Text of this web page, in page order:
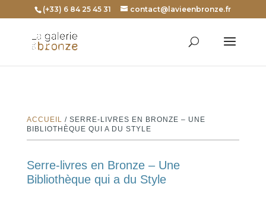
(+33) 6 84 25 45 31 contact@lavieenbronze.fr
ACCUEIL / SERRE-LIVRES EN BRONZE – UNE
BIBLIOTHÈQUE QUI A DU STYLE
Serre-livres en Bronze – Une
Bibliothèque qui a du Style